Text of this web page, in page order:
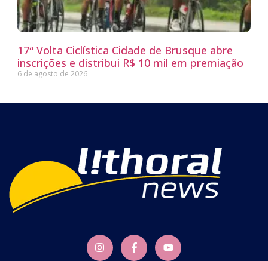
17ª Volta Ciclística Cidade de Brusque abre
inscrições e distribui R$ 10 mil em premiação
6 de agosto de 2026